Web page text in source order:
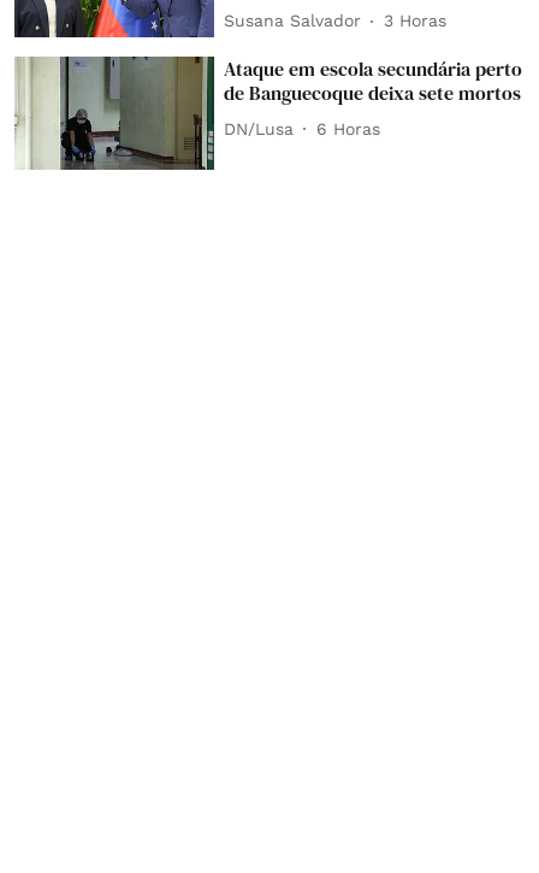
Susana Salvador 3 Horas
Ataque em escola secundária perto
de Banguecoque deixa sete mortos
DN/Lusa 6 Horas